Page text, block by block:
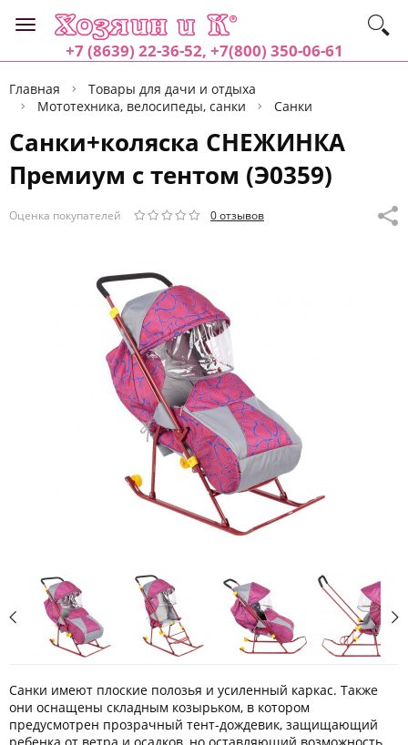
+7 (8639) 22-36-52, +7(800) 350-06-61
Главная
Товары для дачи и отдыха
Мототехника, велосипеды, санки
Санки
Санки+коляска СНЕЖИНКА
Премиум с тентом (Э0359)
Оценка покупателей 0 отзывов
Санки имеют плоские полозья и усиленный каркас. Также
они оснащены складным козырьком, в котором
предусмотрен прозрачный тент-дождевик, защищающий